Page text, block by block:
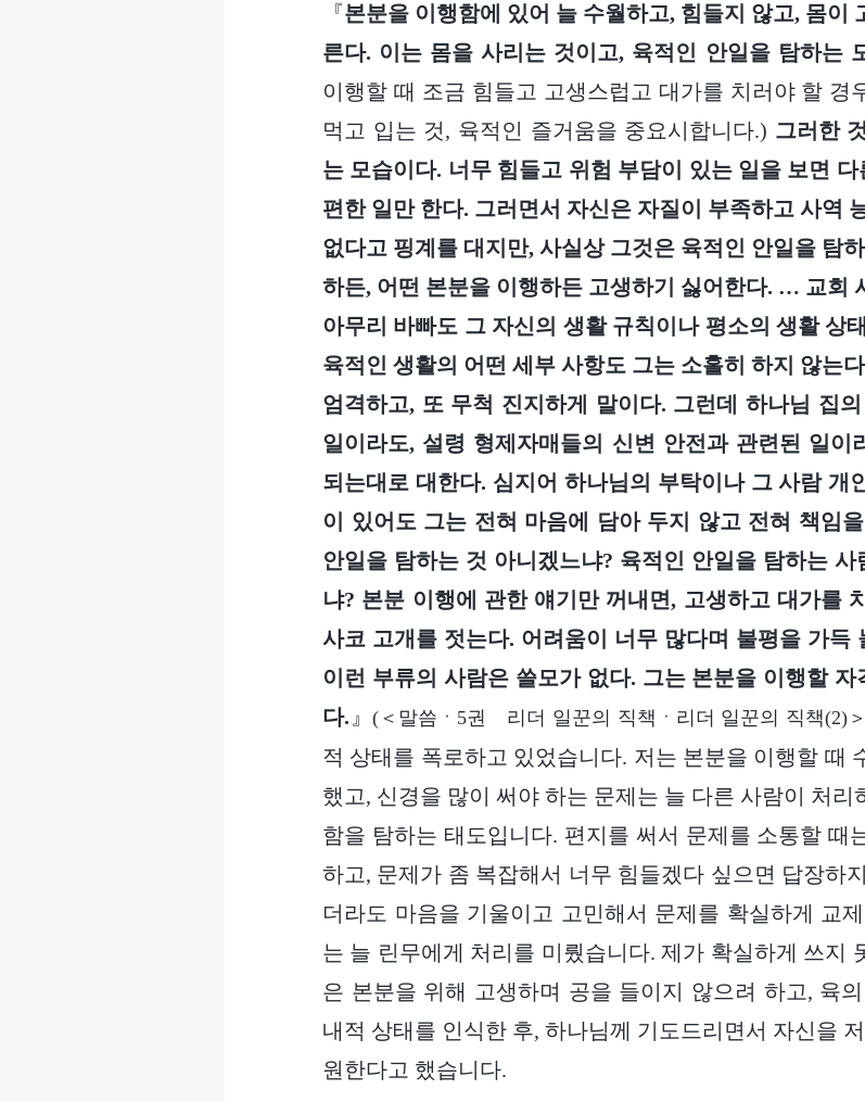
『본분을 이행함에 있어 늘 수월하고, 힘들지 않고, 몸이
른다. 이는 몸을 사리는 것이고, 육적인 안일을 탐하는
이행할 때 조금 힘들고 고생스럽고 대가를 치러야 할 경
먹고 입는 것, 육적인 즐거움을 중요시합니다.) 그러한
는 모습이다. 너무 힘들고 위험 부담이 있는 일을 보면
편한 일만 한다. 그러면서 자신은 자질이 부족하고 사역
없다고 핑계를 대지만, 사실상 그것은 육적인 안일을 탐
하든, 어떤 본분을 이행하든 고생하기 싫어한다. … 교회
아무리 바빠도 그 자신의 생활 규칙이나 평소의 생활 상
육적인 생활의 어떤 세부 사항도 그는 소홀히 하지 않는
엄격하고, 또 무척 진지하게 말이다. 그런데 하나님 집
일이라도, 설령 형제자매들의 신변 안전과 관련된 일이
되는대로 대한다. 심지어 하나님의 부탁이나 그 사람 개
이 있어도 그는 전혀 마음에 담아 두지 않고 전혀 책임
안일을 탐하는 것 아니겠느냐? 육적인 안일을 탐하는
냐? 본분 이행에 관한 얘기만 꺼내면, 고생하고 대가를
사코 고개를 젓는다. 어려움이 너무 많다며 불평을 가득
이런 부류의 사람은 쓸모가 없다. 그는 본분을 이행할
다. 』(＜말씀ㆍ5권 리더 일꾼의 직책ㆍ리더 일꾼의 직책(2)
적 상태를 폭로하고 있었습니다. 저는 본분을 이행할 때
했고, 신경을 많이 써야 하는 문제는 늘 다른 사람이 처
함을 탐하는 태도입니다. 편지를 써서 문제를 소통할 때
하고, 문제가 좀 복잡해서 너무 힘들겠다 싶으면 답장하
더라도 마음을 기울이고 고민해서 문제를 확실하게 교
는 늘 린무에게 처리를 미뤘습니다. 제가 확실하게 쓰지
은 본분을 위해 고생하며 공을 들이지 않으려 하고, 육
내적 상태를 인식한 후, 하나님께 기도드리면서 자신을
원한다고 했습니다.